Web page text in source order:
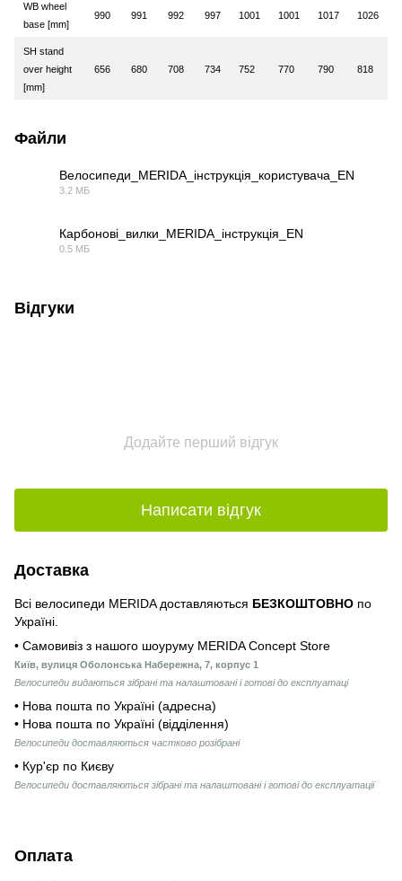
WB wheel
base [mm]
990 991 992 997 1001 1001 1017 1026
SH stand
over height
[mm]
656 680 708 734 752 770 790 818
Файли
Велосипеди_MERIDA_інструкція_користувача_EN
3.2 МБ
Карбонові_вилки_MERIDA_інструкція_EN
0.5 МБ
Відгуки
Додайте перший відгук
Написати відгук
Доставка
Всі велосипеди MERIDA доставляються БЕЗКОШТОВНО по
Україні.
• Самовивіз з нашого шоуруму MERIDA Concept Store
Київ, вулиця Оболонська Набережна, 7, корпус 1
Велосипеди видаються зібрані та налаштовані і готові до експлуатаці
• Нова пошта по Україні (адресна)
• Нова пошта по Україні (відділення)
Велосипеди доставляються частково розібрані
• Кур'єр по Києву
Велосипеди доставляються зібрані та налаштовані і готові до експлуатації
Оплата